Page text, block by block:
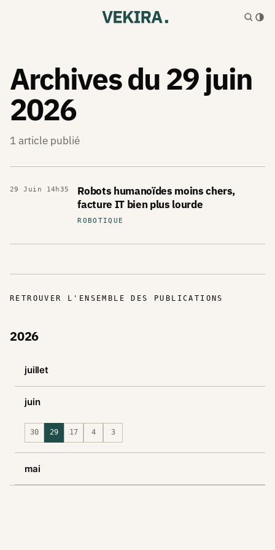
Archives du 29 juin
2026
1 article publié
29 Juin 14h35
Robots humanoïdes moins chers,
facture IT bien plus lourde
ROBOTIQUE
RETROUVER L'ENSEMBLE DES PUBLICATIONS
2026
juillet
juin
30 29 17 4 3
mai